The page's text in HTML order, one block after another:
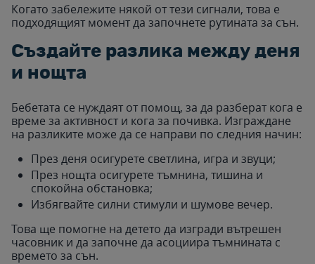
Когато забележите някой от тези сигнали, това е
подходящият момент да започнете рутината за сън.
Създайте разлика между деня
и нощта
Бебетата се нуждаят от помощ, за да разберат кога е
време за активност и кога за почивка. Изграждане
на разликите може да се направи по следния начин:
През деня осигурете светлина, игра и звуци;
През нощта осигурете тъмнина, тишина и
спокойна обстановка;
Избягвайте силни стимули и шумове вечер.
Това ще помогне на детето да изгради вътрешен
часовник и да започне да асоциира тъмнината с
времето за сън.